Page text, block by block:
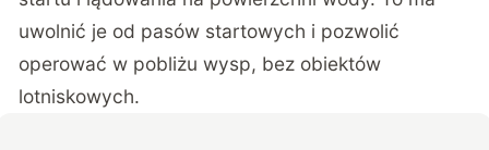
uwolnić je od pasów startowych i pozwolić
operować w pobliżu wysp, bez obiektów
lotniskowych.